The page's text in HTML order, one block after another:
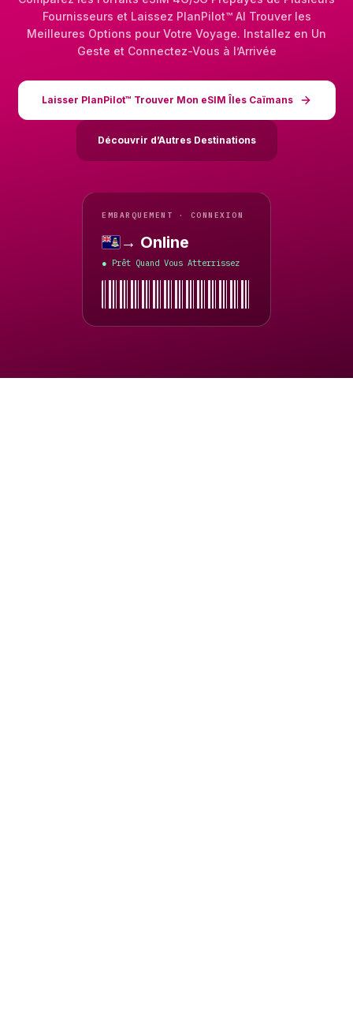
Fournisseurs et Laissez PlanPilot™ AI Trouver les
Meilleures Options pour Votre Voyage. Installez en Un
Geste et Connectez-Vous à l’Arrivée
Laisser PlanPilot™ Trouver Mon eSIM Îles Caïmans
Découvrir d’Autres Destinations
Îles Caïmans
→ Online